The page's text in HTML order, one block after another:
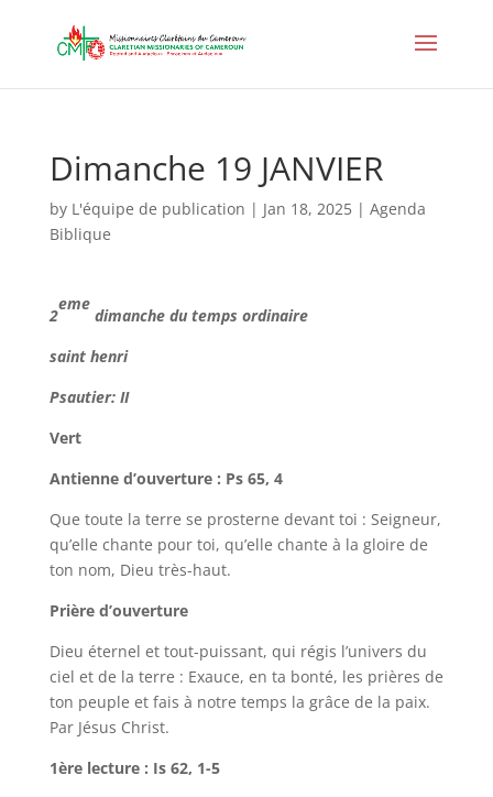
Dimanche 19 JANVIER
by L'équipe de publication | Jan 18, 2025| Agenda
Biblique
2
eme
dimanche du temps ordinaire
saint henri
Psautier: II
Vert
Antienne d’ouverture : Ps 65, 4
Que toute la terre se prosterne devant toi : Seigneur,
qu’elle chante pour toi, qu’elle chante à la gloire de
ton nom, Dieu très-haut.
Prière d’ouverture
Dieu éternel et tout-puissant, qui régis l’univers du
ciel et de la terre : Exauce, en ta bonté, les prières de
ton peuple et fais à notre temps la grâce de la paix.
Par Jésus Christ.
1ère lecture : Is 62, 1-5